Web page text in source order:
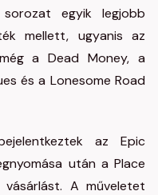
sorozat egyik legjobb
mellett, ugyanis az
a Dead Money, a
és a Lonesome Road
az Epic
után a Place
A műveletet